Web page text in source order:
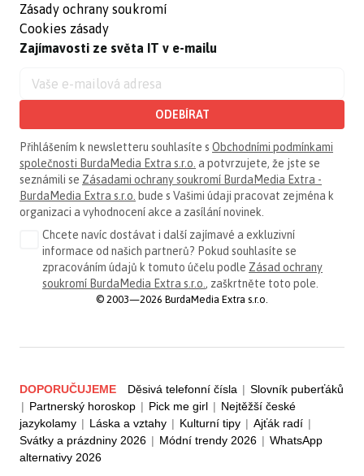
Zásady ochrany soukromí
Cookies zásady
Zajímavosti ze světa IT v e-mailu
ODEBÍRAT
Přihlášením k newsletteru souhlasíte s Obchodními podmínkami
společnosti BurdaMedia Extra s.r.o. a potvrzujete, že jste se
seznámili se Zásadami ochrany soukromí BurdaMedia Extra -
BurdaMedia Extra s.r.o. bude s Vašimi údaji pracovat zejména k
organizaci a vyhodnocení akce a zasílání novinek.
Chcete navíc dostávat i další zajímavé a exkluzivní
informace od našich partnerů? Pokud souhlasíte se
zpracováním údajů k tomuto účelu podle Zásad ochrany
soukromí BurdaMedia Extra s.r.o. , zaškrtněte toto pole.
© 2003—2026 BurdaMedia Extra s.r.o.
DOPORUČUJEME Děsivá telefonní čísla | Slovník puberťáků
| Partnerský horoskop | Pick me girl | Nejtěžší české
jazykolamy | Láska a vztahy | Kulturní tipy | Ajťák radí |
Svátky a prázdniny 2026 | Módní trendy 2026 | WhatsApp
alternativy 2026